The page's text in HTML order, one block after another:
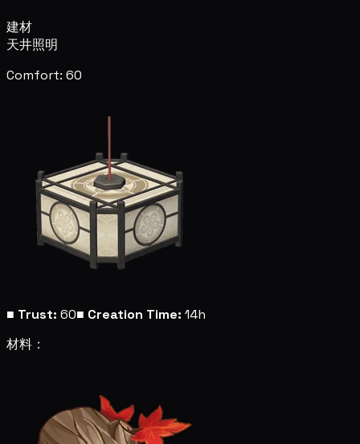
建材
天井照明
Comfort: 60
■ Trust: 60■ Creation Time: 14h
材料：